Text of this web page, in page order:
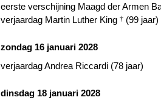
eerste verschijning Maagd der Armen
verjaardag Martin Luther King † (99 jaar)
zondag 16 januari 2028
verjaardag Andrea Riccardi (78 jaar)
dinsdag 18 januari 2028